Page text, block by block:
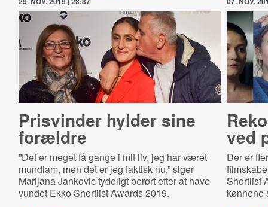
Prisvinder hylder sine
forældre
”Det er meget få gange i mit liv, jeg har været
mundlam, men det er jeg faktisk nu,” siger
Marijana Jankovic tydeligt berørt efter at have
vundet Ekko Shortlist Awards 2019.
ved
Der er
Shortlist
kønnene